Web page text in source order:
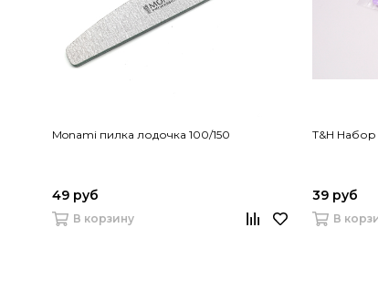
Monami пилка лодочка 100/150
49 руб
В корзину
T&H
39 руб
В